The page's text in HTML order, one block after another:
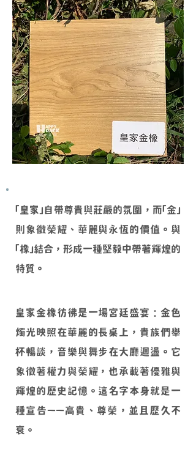
「皇家」自帶尊貴與莊嚴的氛圍，而「金」
則象徵榮耀、華麗與永恆的價值。與
「橡」結合，形成一種堅毅中帶著輝煌的
特質。
皇家金橡彷彿是一場宮廷盛宴：金色
燭光映照在華麗的長桌上，貴族們舉
杯暢談，音樂與舞步在大廳迴盪。它
象徵著權力與榮耀，也承載著優雅與
輝煌的歷史記憶。這名字本身就是一
種宣告——高貴、尊榮，並且歷久不
衰。